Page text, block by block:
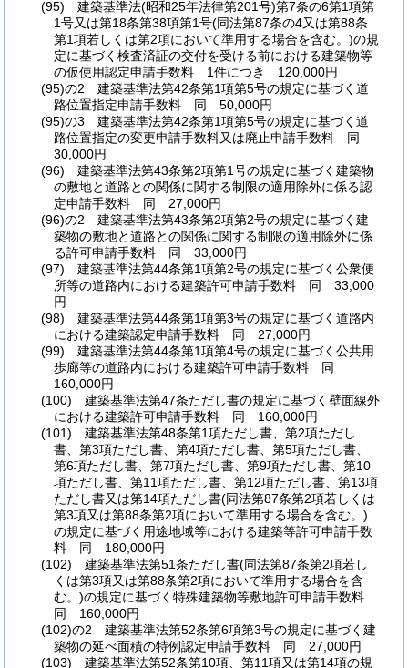
(95)
建築基準法(昭和25年法律第201号)第7条の6第1項第
1号又は第18条第38項第1号(同法第87条の4又は第88条
第1項若しくは第2項において準用する場合を含む。)の規
定に基づく検査済証の交付を受ける前における建築物等
の仮使用認定申請手数料 1件につき 120,000円
(95)の2
建築基準法第42条第1項第5号の規定に基づく道
路位置指定申請手数料 同 50,000円
(95)の3
建築基準法第42条第1項第5号の規定に基づく道
路位置指定の変更申請手数料又は廃止申請手数料 同
30,000円
(96)
建築基準法第43条第2項第1号の規定に基づく建築物
の敷地と道路との関係に関する制限の適用除外に係る認
定申請手数料 同 27,000円
(96)の2
建築基準法第43条第2項第2号の規定に基づく建
築物の敷地と道路との関係に関する制限の適用除外に係
る許可申請手数料 同 33,000円
(97)
建築基準法第44条第1項第2号の規定に基づく公衆便
所等の道路内における建築許可申請手数料 同 33,000
円
(98)
建築基準法第44条第1項第3号の規定に基づく道路内
における建築認定申請手数料 同 27,000円
(99)
建築基準法第44条第1項第4号の規定に基づく公共用
歩廊等の道路内における建築許可申請手数料 同
160,000円
(100)
建築基準法第47条ただし書の規定に基づく壁面線外
における建築許可申請手数料 同 160,000円
(101)
建築基準法第48条第1項ただし書、第2項ただし
書、第3項ただし書、第4項ただし書、第5項ただし書、
第6項ただし書、第7項ただし書、第9項ただし書、第10
項ただし書、第11項ただし書、第12項ただし書、第13項
ただし書又は第14項ただし書(同法第87条第2項若しくは
第3項又は第88条第2項において準用する場合を含む。)
の規定に基づく用途地域等における建築等許可申請手数
料 同 180,000円
(102)
建築基準法第51条ただし書(同法第87条第2項若し
くは第3項又は第88条第2項において準用する場合を含
む。)の規定に基づく特殊建築物等敷地許可申請手数料
同 160,000円
(102)の2
建築基準法第52条第6項第3号の規定に基づく建
築物の延べ面積の特例認定申請手数料 同 27,000円
(103)
建築基準法第52条第10項、第11項又は第14項の規